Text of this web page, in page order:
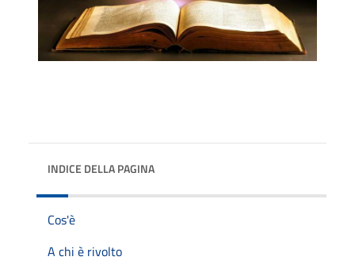
INDICE DELLA PAGINA
Cos'è
A chi è rivolto